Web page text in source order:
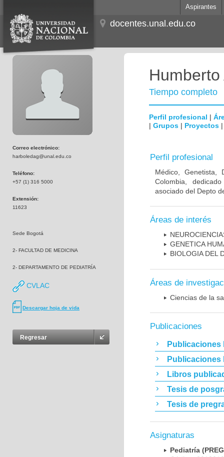
Aspirantes
docentes.unal.edu.co
Correo electrónico:
harboledag@unal.edu.co
Teléfono:
+57 (1) 316 5000
Extensión:
11623
Sede Bogotá
2- FACULTAD DE MEDICINA
2- DEPARTAMENTO DE PEDIATRÍA
CVLAC
Descargar hoja de vida
Regresar
Tiempo completo
Perfil profesional |
| Grupos | Proyectos
Perfil profesional
Médico, Genetista,
Colombia,
asociado del Depto
Áreas de interés
GENETICA
BIOLOGIA DEL
Áreas de
Ciencias de la
Publicaciones
Publicaciones
Publicaciones
Libros
Tesis de
Tesis de
Asignaturas
Pediatría